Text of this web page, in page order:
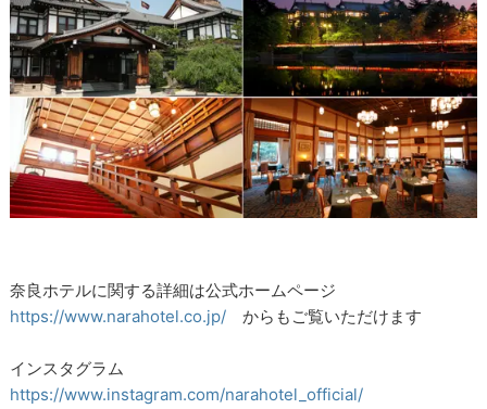
奈良ホテルに関する詳細は公式ホームページ
https://www.narahotel.co.jp/ からもご覧いただけます
インスタグラム
https://www.instagram.com/narahotel_official/